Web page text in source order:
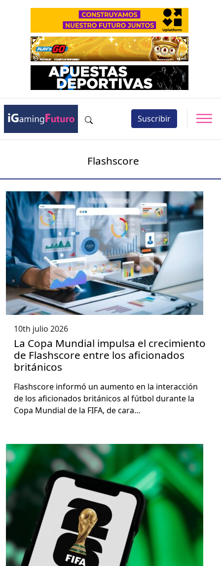
Suscribir
Flashscore
10th julio 2026
La Copa Mundial impulsa el crecimiento
de Flashscore entre los aficionados
británicos
Flash­score infor­mó un aumen­to en la inter­ac­ción
de los afi­ciona­dos británi­cos al fút­bol durante la
Copa Mundi­al de la FIFA, de cara…